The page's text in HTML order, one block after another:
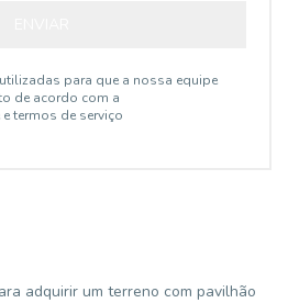
para que a nossa equipe
de acordo com a
termos de serviço
adquirir um terreno com pavilhão